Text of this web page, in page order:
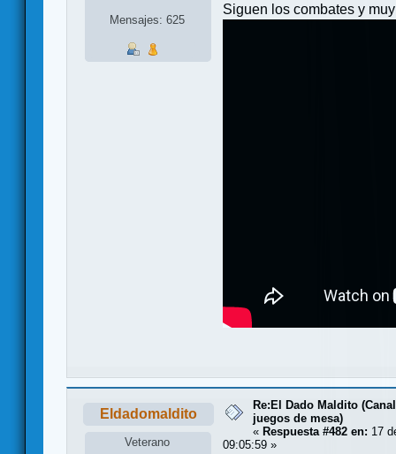
Mensajes: 625
Siguen los combates y
Eldadomaldito
Veterano
Re:El Dado Maldito
juegos de mesa)
« Respuesta #482 en: 17
09:05:59 »